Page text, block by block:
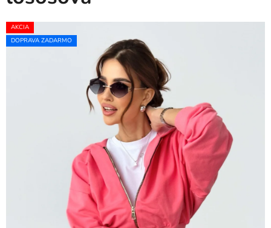
AKCIA
DOPRAVA ZADARMO